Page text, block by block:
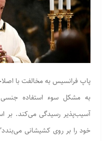
پاپ فرانسیس به مخالفت با
به مشکل سوء استفاده جنسی
آسیب‌پذیر رسیدگی می‌کند. بر
خود را بر روی کشیشانی می‌بندد”